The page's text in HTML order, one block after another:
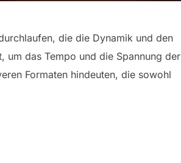
die die Dynamik und den
um das Tempo und die Spannung der
Formaten hindeuten, die sowohl